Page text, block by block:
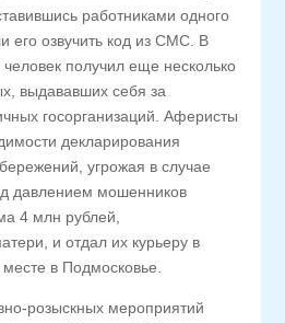
работниками одного
его озвучить код из СМС. В
получил еще несколько
выдававших себя за
госорганизаций. Аферисты
декларирования
угрожая в случае
давлением мошенников
4 млн рублей,
и отдал их курьеру в
в Подмосковье.
розыскных мероприятий